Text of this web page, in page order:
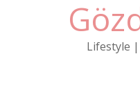
Lifestyle